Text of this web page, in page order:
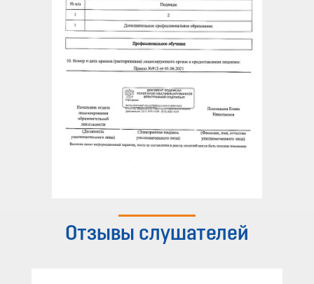
Отзывы слушателей